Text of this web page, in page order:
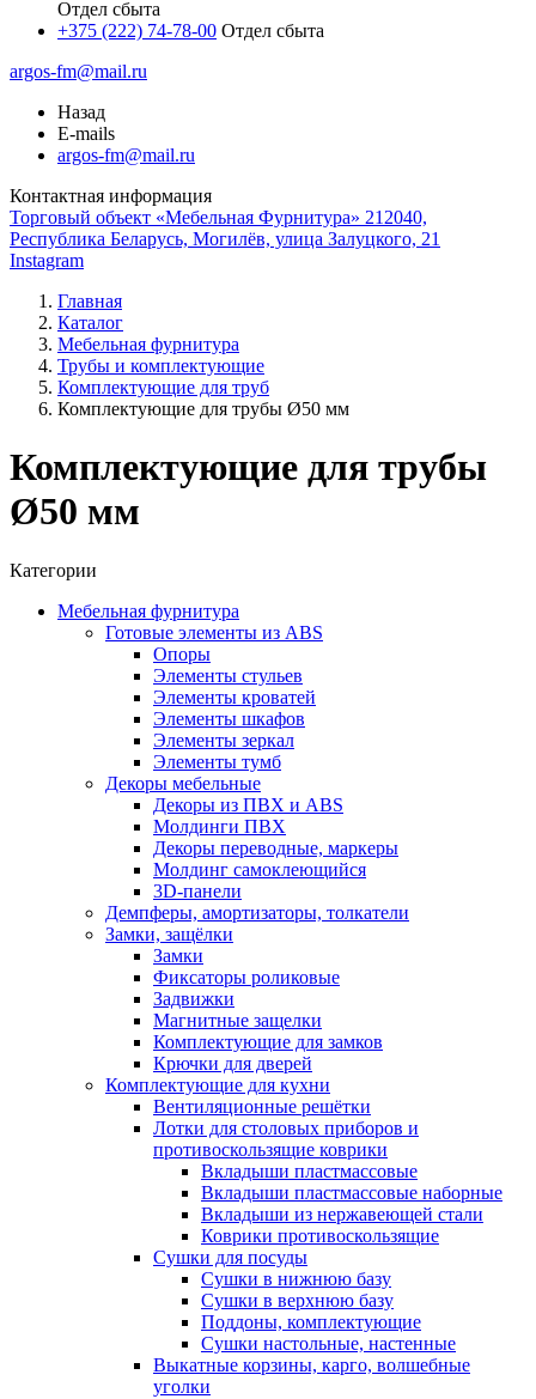
Отдел сбыта
+375 (222) 74-78-00 Отдел сбыта
argos-fm@mail.ru
Назад
E-mails
argos-fm@mail.ru
Контактная информация
Торговый объект «Мебельная Фурнитура» 212040,
Республика Беларусь, Могилёв, улица Залуцкого, 21
Instagram
Главная
Каталог
Мебельная фурнитура
Трубы и комплектующие
Комплектующие для труб
Комплектующие для трубы Ø50 мм
Комплектующие для трубы
Ø50 мм
Категории
Мебельная фурнитура
Готовые элементы из ABS
Опоры
Элементы стульев
Элементы кроватей
Элементы шкафов
Элементы зеркал
Элементы тумб
Декоры мебельные
Декоры из ПВХ и ABS
Молдинги ПВХ
Декоры переводные, маркеры
Молдинг самоклеющийся
3D-панели
Демпферы, амортизаторы, толкатели
Замки, защёлки
Замки
Фиксаторы роликовые
Задвижки
Магнитные защелки
Комплектующие для замков
Крючки для дверей
Комплектующие для кухни
Вентиляционные решётки
Лотки для столовых приборов и
противоскользящие коврики
Вкладыши пластмассовые
Вкладыши пластмассовые наборные
Вкладыши из нержавеющей стали
Коврики противоскользящие
Сушки для посуды
Сушки в нижнюю базу
Сушки в верхнюю базу
Поддоны, комплектующие
Сушки настольные, настенные
Выкатные корзины, карго, волшебные
уголки